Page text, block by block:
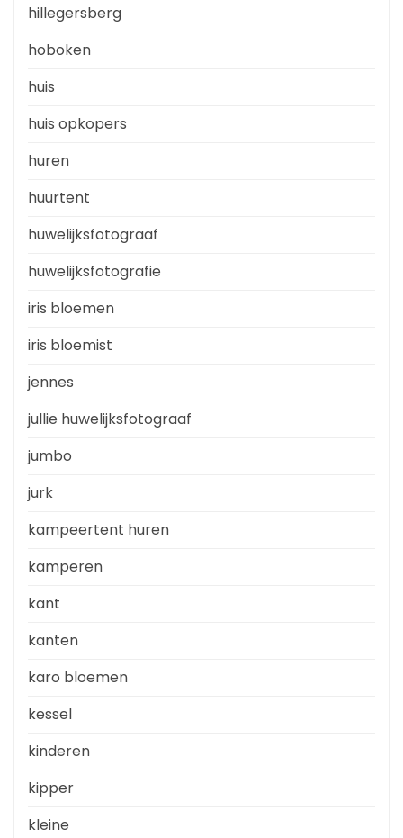
hillegersberg
hoboken
huis
huis opkopers
huren
huurtent
huwelijksfotograaf
huwelijksfotografie
iris bloemen
iris bloemist
jennes
jullie huwelijksfotograaf
jumbo
jurk
kampeertent huren
kamperen
kant
kanten
karo bloemen
kessel
kinderen
kipper
kleine